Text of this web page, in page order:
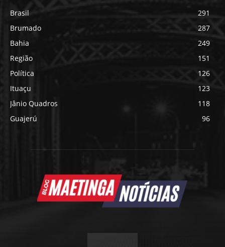
Brasil
291
Brumado
287
Bahia
249
Região
151
Política
126
Ituaçu
123
Jânio Quadros
118
Guajerú
96